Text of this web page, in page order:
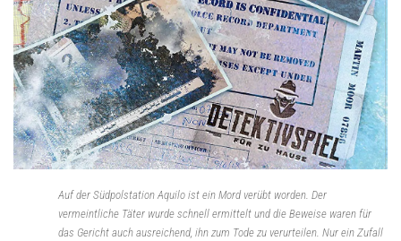
Auf der Südpolstation Aquilo ist ein Mord verübt worden. Der
vermeintliche Täter wurde schnell ermittelt und die Beweise waren für
das Gericht auch ausreichend, ihn zum Tode zu verurteilen. Nur ein Zufall